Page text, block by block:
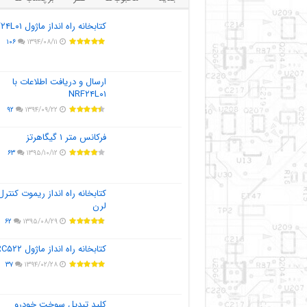
کتابخانه راه انداز ماژول NRF۲۴L۰۱
۱۳۹۴/۰۸/۱۱ ۱۰۶
ارسال و دریافت اطلاعات با
NRF۲۴L۰۱
۱۳۹۴/۰۹/۲۲ ۹۲
فرکانس متر ۱ گیگاهرتز
۱۳۹۵/۱۰/۱۲ ۶۳
کتابخانه راه انداز ریموت
لرن
۱۳۹۵/۰۸/۲۹ ۶۲
کتابخانه راه انداز ماژول MFRC۵۲۲
۱۳۹۴/۰۲/۲۸ ۳۷